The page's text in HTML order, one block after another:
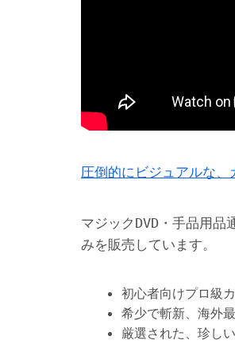
圧倒的にビジュアルな
マジックDVD・手品用品
みを販売しています。
初心者向けプロ級
希少で斬新、海外
厳選された、珍し